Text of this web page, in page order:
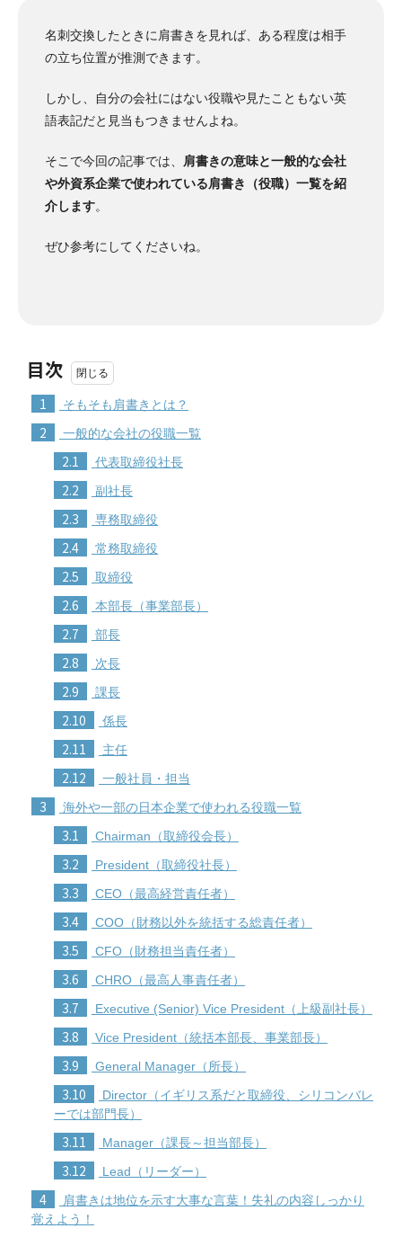
名刺交換したときに肩書きを見れば、ある程度は相手
の立ち位置が推測できます。
しかし、自分の会社にはない役職や見たこともない英
語表記だと見当もつきませんよね。
そこで今回の記事では、
肩書きの意味と一般的な会社
や外資系企業で使われている肩書き（役職）一覧を紹
介します。
ぜひ参考にしてくださいね。
目次
1 そもそも肩書きとは？
2 一般的な会社の役職一覧
2.1 代表取締役社長
2.2 副社長
2.3 専務取締役
2.4 常務取締役
2.5 取締役
2.6 本部長（事業部長）
2.7 部長
2.8 次長
2.9 課長
2.10 係長
2.11 主任
2.12 一般社員・担当
3 海外や一部の日本企業で使われる役職一覧
3.1 Chairman（取締役会長）
3.2 President（取締役社長）
3.3 CEO（最高経営責任者）
3.4 COO（財務以外を統括する総責任者）
3.5 CFO（財務担当責任者）
3.6 CHRO（最高人事責任者）
3.7 Executive (Senior) Vice President（上級副社長）
3.8 Vice President（統括本部長、事業部長）
3.9 General Manager（所長）
3.10
Director（イギリス系だと取締役、シリコンバレ
ーでは部門長）
3.11 Manager（課長～担当部長）
3.12 Lead（リーダー）
4
肩書きは地位を示す大事な言葉！失礼の内容しっかり
覚えよう！